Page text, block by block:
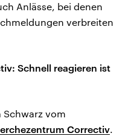
Anlässe, bei denen
verbreiten
Schnell reagieren ist
Schwarz vom
Correctiv.